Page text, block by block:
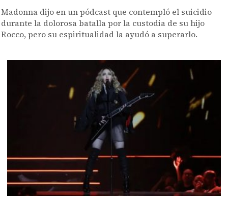
Madonna dijo en un pódcast que contempló el suicidio
durante la dolorosa batalla por la custodia de su hijo
Rocco, pero su espiritualidad la ayudó a superarlo.